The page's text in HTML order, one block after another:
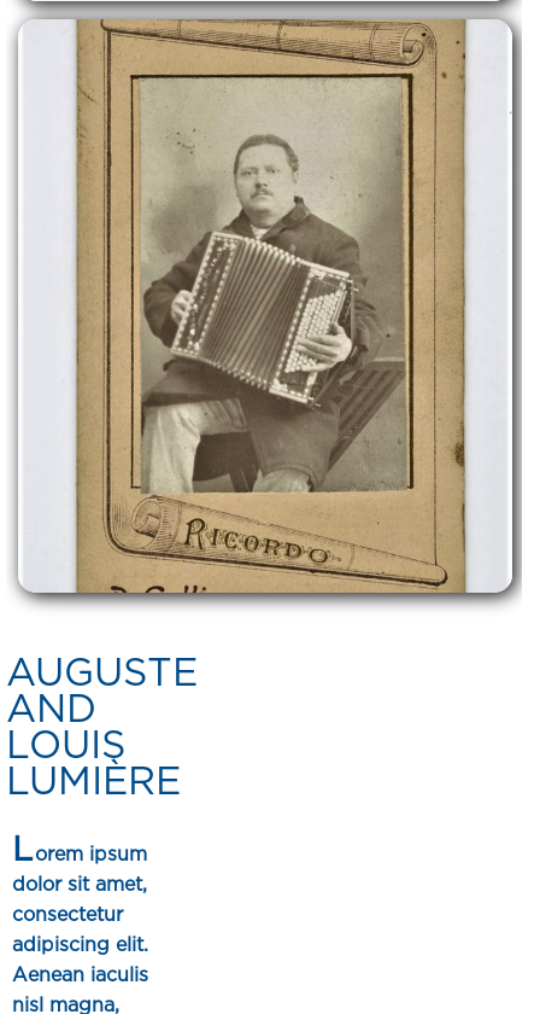
AUGUSTE
AND
LOUIS
LUMIÈRE
Lorem ipsum
dolor sit amet,
consectetur
adipiscing elit.
Aenean iaculis
nisl magna,